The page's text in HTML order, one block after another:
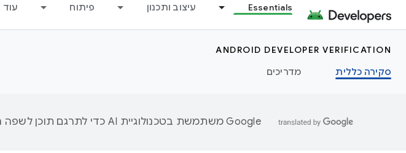
Essentials עיצוב ותכנון פיתוח עוד
ANDROID DEVELOPER VERIFICATION
סקירה כללית
מדריכים
‫Google משתמשת בטכנולוגיית AI כדי לתרגם תוכן לשפה המועדפת עליך. בתרגומים כאלו עשויות להיות שגיאות.